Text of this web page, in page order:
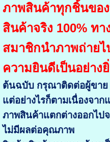
ภาพสินค้าทุกชิ้นขอ
สินค้าจริง 100% ท
สมาชิกนำภาพถ่าย
ความยินดีเป็นอย่าง
ต้นฉบับ กรุณาติดต่อผู้ขาย
แต่อย่างไรก็ตามเนื่องจาก
ภาพสินค้าแตกต่างออกไป
ไม่มีผลต่อคุณภาพ